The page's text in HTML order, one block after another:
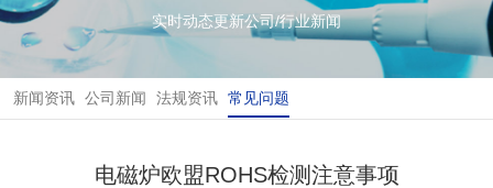
实时动态更新公司/行业新闻
新闻资讯 公司新闻 法规资讯 常见问题
电磁炉欧盟ROHS检测注意事项